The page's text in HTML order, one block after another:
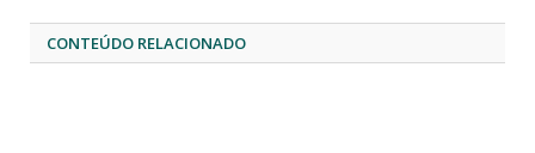
CONTEÚDO RELACIONADO